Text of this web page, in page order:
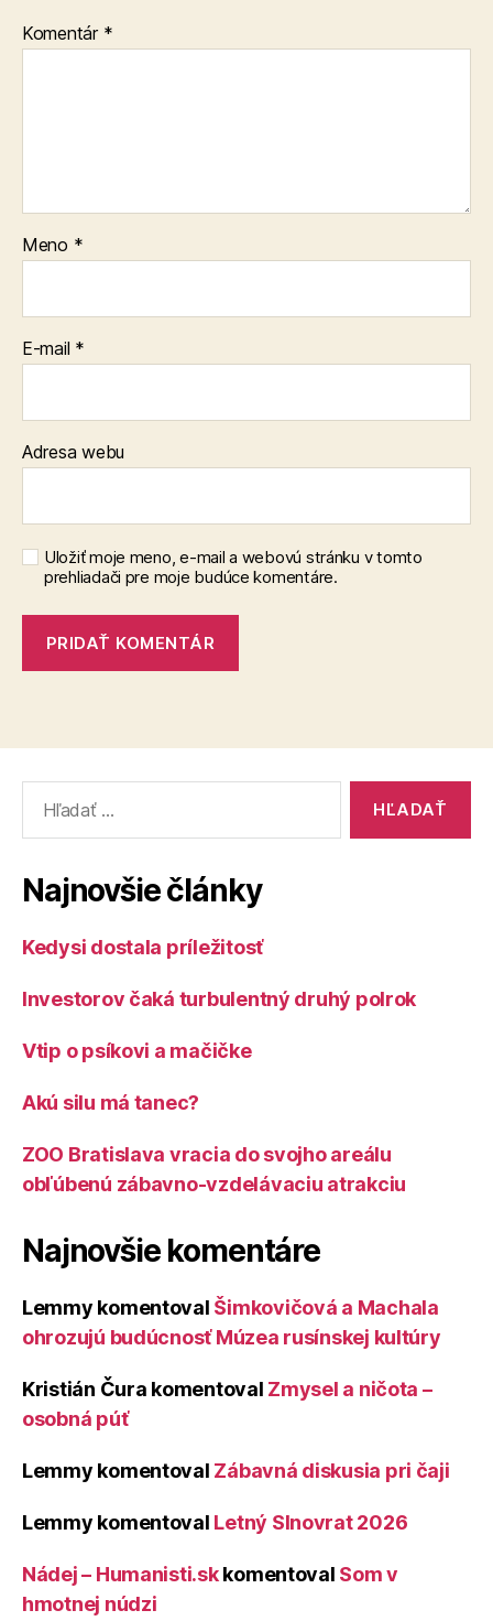
Komentár *
Meno *
E-mail *
Adresa webu
Uložiť moje meno, e-mail a webovú stránku v tomto
prehliadači pre moje budúce komentáre.
Najnovšie články
Kedysi dostala príležitosť
Investorov čaká turbulentný druhý polrok
Vtip o psíkovi a mačičke
Akú silu má tanec?
ZOO Bratislava vracia do svojho areálu
obľúbenú zábavno-vzdelávaciu atrakciu
Najnovšie komentáre
Lemmy komentoval Šimkovičová a Machala
ohrozujú budúcnosť Múzea rusínskej kultúry
Kristián Čura komentoval Zmysel a ničota –
osobná púť
Lemmy komentoval Zábavná diskusia pri čaji
Lemmy komentoval Letný Slnovrat 2026
Nádej – Humanisti.skkomentoval Som v
hmotnej núdzi